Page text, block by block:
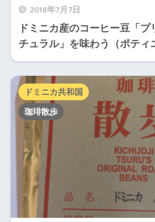
2018年7月7日
ドミニカ産のコーヒー豆「
チュラル」を味わう（ポティ
ドミニカ共和国
珈琲散歩